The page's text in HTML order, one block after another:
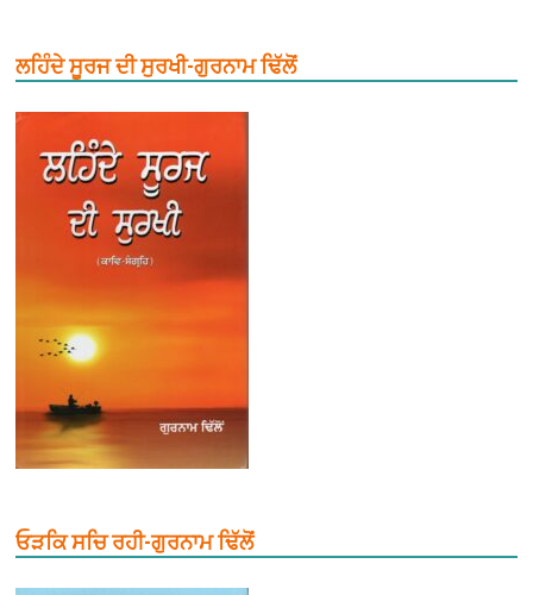
ਲਹਿੰਦੇ ਸੂਰਜ ਦੀ ਸੁਰਖੀ-ਗੁਰਨਾਮ ਢਿੱਲੋਂ
ਓੜਕਿ ਸਚਿ ਰਹੀ-ਗੁਰਨਾਮ ਢਿੱਲੋਂ